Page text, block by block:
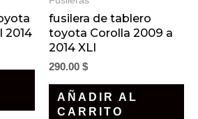
2014
fusilera de tablero
toyota Corolla 2009 a
2014 XLI
290.00 $
AÑADIR AL
CARRITO